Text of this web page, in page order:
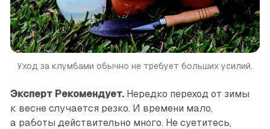
Уход за клумбами обычно не требует больших усилий.
Эксперт Рекомендует. Нередко переход от зимы
к весне случается резко. И времени мало,
а работы действительно много. Не суетитесь,